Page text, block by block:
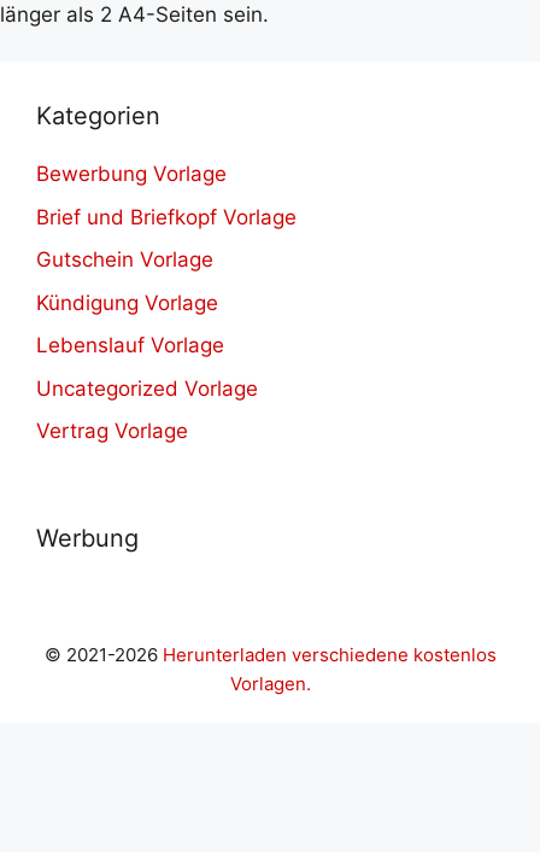
länger als 2 A4-Seiten sein.
Kategorien
Bewerbung Vorlage
Brief und Briefkopf Vorlage
Gutschein Vorlage
Kündigung Vorlage
Lebenslauf Vorlage
Uncategorized Vorlage
Vertrag Vorlage
Werbung
© 2021-2026 Herunterladen verschiedene kostenlos
Vorlagen.